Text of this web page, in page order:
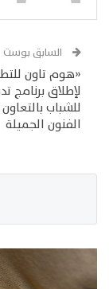
السابق بوست
«هوم تاون
لإطلاق برنامج
للشباب
الفنون الجميلة